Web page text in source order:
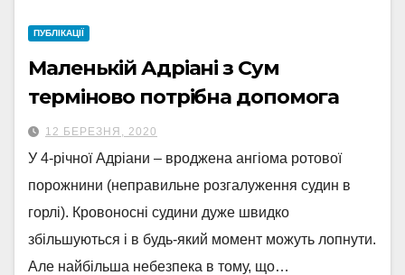
ПУБЛІКАЦІЇ
Маленькій Адріані з Сум
терміново потрібна допомога
12 БЕРЕЗНЯ, 2020
У 4-річної Адріани – вроджена ангіома ротової
порожнини (неправильне розгалуження судин в
горлі). Кровоносні судини дуже швидко
збільшуються і в будь-який момент можуть лопнути.
Але найбільша небезпека в тому, що…